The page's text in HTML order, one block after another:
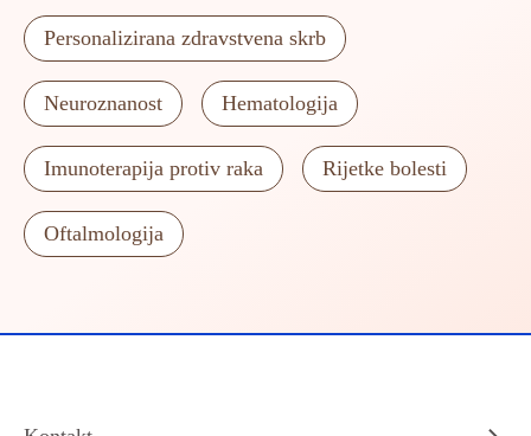
Personalizirana zdravstvena skrb
Neuroznanost Hematologija
Imunoterapija protiv raka Rijetke bolesti
Oftalmologija